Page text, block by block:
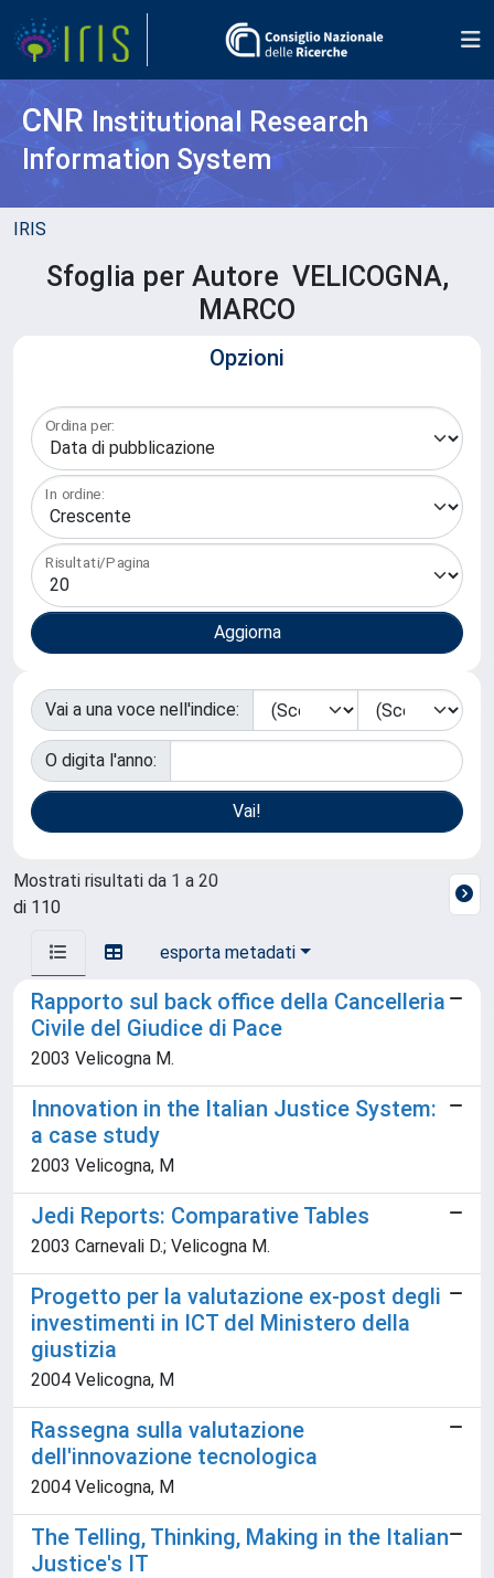
CNR Institutional Research
Information System
IRIS
Sfoglia per Autore VELICOGNA,
MARCO
Opzioni
Ordina per:
In ordine:
Risultati/Pagina
Vai a una voce nell'indice:
O digita l'anno:
Mostrati risultati da 1 a 20
di 110
esporta metadati
Rapporto sul back office della Cancelleria
Civile del Giudice di Pace
2003 Velicogna M.
Innovation in the Italian Justice System:
a case study
2003 Velicogna, M
Jedi Reports: Comparative Tables
2003 Carnevali D.; Velicogna M.
Progetto per la valutazione ex-post degli
investimenti in ICT del Ministero della
giustizia
2004 Velicogna, M
Rassegna sulla valutazione
dell'innovazione tecnologica
2004 Velicogna, M
The Telling, Thinking, Making in the Italian
Justice's IT